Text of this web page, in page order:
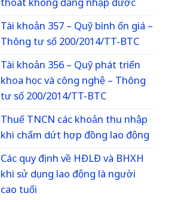
Tài khoản 357 – Quỹ bình ổn giá –
Thông tư số 200/2014/TT-BTC
Tài khoản 356 – Quỹ phát triển
khoa học và công nghệ – Thông
tư số 200/2014/TT-BTC
Thuế TNCN các khoản thu nhập
khi chấm dứt hợp đồng lao động
Các quy định về HĐLĐ và BHXH
khi sử dụng lao động là người
cao tuổi